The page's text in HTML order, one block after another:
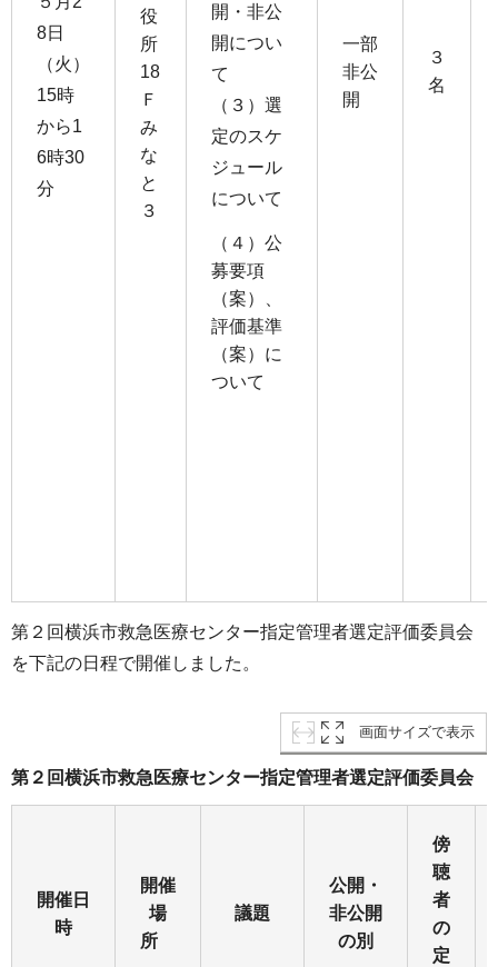
8日
（火）
15時
から1
6時30
分
役
所
18
Ｆ
み
な
と
３
開・非公
開につい
て
（３）選
定のスケ
ジュール
について
（４）公
募要項
（案）、
評価基準
（案）に
ついて
一部
非公
開
３
名
第２回横浜市救急医療センター指定管理者選定評価委員会
を下記の日程で開催しました。
画面サイズで表示
第２回横浜市救急医療センター指定管理者選定評価委員会
開催日
時
開催
場
所
議題
公開・
非公開
の別
傍
聴
者
の
定